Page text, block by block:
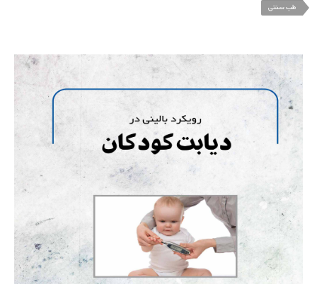
طب سنتی